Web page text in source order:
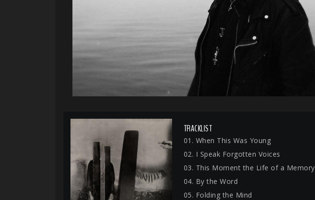
TRACKLIST
01. When This Was Young
02. I Speak Forgotten Voices
03. This Moment the Life of a Memory
04. By the Word
05. Folding the Mind